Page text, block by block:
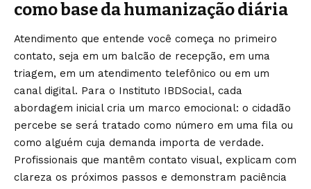
como base da humanização diária
Atendimento que entende você começa no primeiro
contato, seja em um balcão de recepção, em uma
triagem, em um atendimento telefônico ou em um
canal digital. Para o Instituto IBDSocial, cada
abordagem inicial cria um marco emocional: o cidadão
percebe se será tratado como número em uma fila ou
como alguém cuja demanda importa de verdade.
Profissionais que mantêm contato visual, explicam com
clareza os próximos passos e demonstram paciência